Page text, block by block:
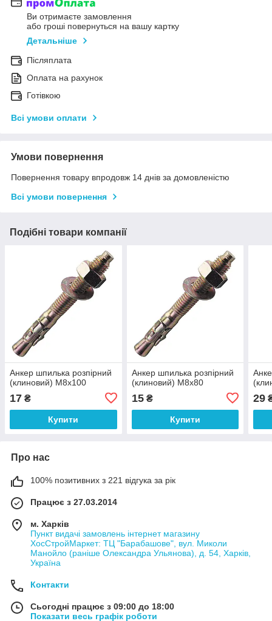
Ви отримаєте замовлення
або гроші повернуться на вашу картку
Детальніше
Післяплата
Оплата на рахунок
Готівкою
Всі умови оплати
Умови повернення
Повернення товару впродовж 14 днів за домовленістю
Всі умови повернення
Подібні товари компанії
Анкер шпилька розпірний
(клиновий) М8х100
17 ₴
Купити
Анкер шпилька розпірний
(клиновий) М8х80
15₴
Купити
29
Про нас
100% позитивних з 221 відгука за рік
Працює з 27.03.2014
м. Харків
Пункт видачі замовлень інтернет магазину
ХосСтройМаркет: ТЦ "Барабашове", вул. Миколи
Манойло (раніше Олександра Ульянова), д. 54, Харків,
Україна
Контакти
Сьогодні працює з 09:00 до 18:00
Показати весь графік роботи